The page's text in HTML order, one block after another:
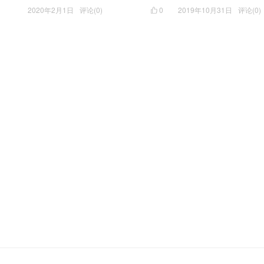
 0
2020年2月1日 评论(0) 2019年10月31日 评论(0)